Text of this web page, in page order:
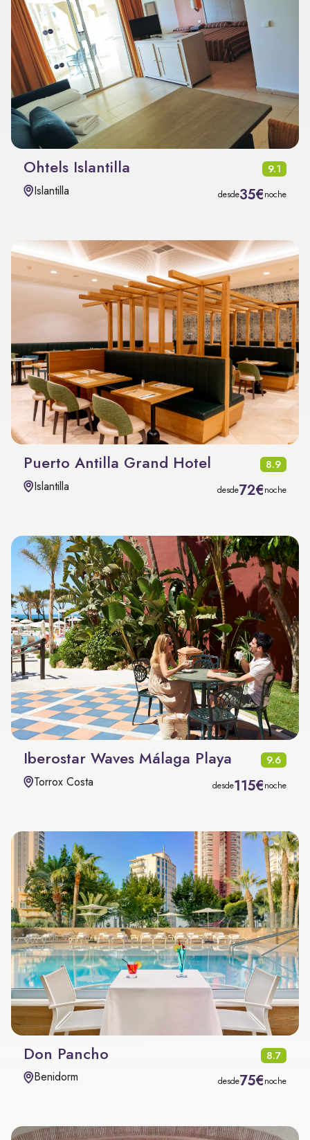
Ohtels Islantilla 9.1
Islantilla desde35€noche
Puerto Antilla Grand Hotel 8.9
Islantilla desde72€noche
Iberostar Waves Málaga Playa 9.6
Torrox Costa desde115€noche
Don Pancho 8.7
Benidorm desde75€noche